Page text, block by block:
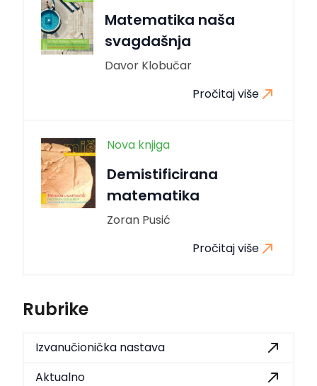
Rubrike
Izvanučionička nastava
Aktualno
Matematika naša
svagdašnja
Davor Klobučar
Pročitaj više
Nova knjiga
Demistificirana
matematika
Zoran Pusić
Pročitaj više